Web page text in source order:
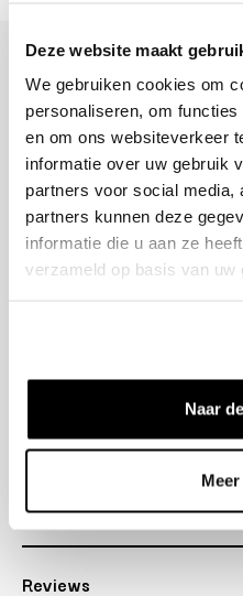
Deze website maakt
We gebruiken cookies om
personaliseren, om
en om ons websiteverkeer
informatie over uw gebruik
partners voor social media,
partners kunnen deze
informatie die u aan ze
verzameld op basis van
Naar
+31 23 205 2006
info@bruut.nl
Contact Formulier
Open 12:00 - 18:00
OPENINGSTIJDEN
Over ons
Reviews